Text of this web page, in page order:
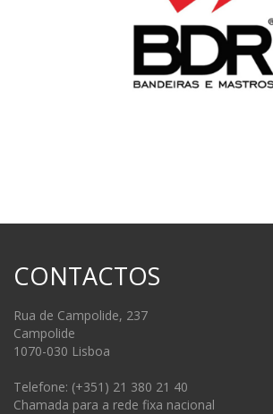
CONTACTOS
Rua de Campolide, 237
Campolide
1070-030 Lisboa
Telefone: (+351) 21 380 21 40
Chamada para a rede fixa nacional